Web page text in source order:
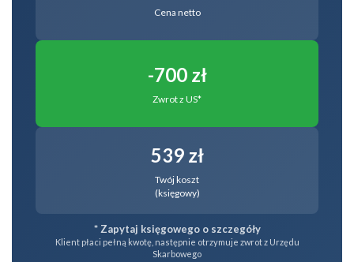
Cena netto
-700 zł
Zwrot z US*
539 zł
Twój koszt
(księgowy)
* Zapytaj księgowego o szczegóły
Klient płaci pełną kwotę, następnie otrzymuje zwrot z Urzędu
Skarbowego